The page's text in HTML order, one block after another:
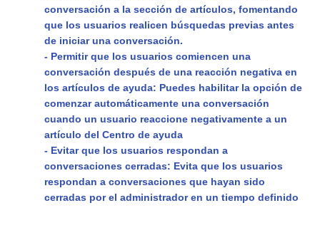
conversación a la sección de artículos, fomentando
que los usuarios realicen búsquedas previas antes
de iniciar una conversación.
- Permitir que los usuarios comiencen una
conversación después de una reacción negativa en
los artículos de ayuda: Puedes habilitar la opción de
comenzar automáticamente una conversación
cuando un usuario reaccione negativamente a un
artículo del Centro de ayuda
- Evitar que los usuarios respondan a
conversaciones cerradas: Evita que los usuarios
respondan a conversaciones que hayan sido
cerradas por el administrador en un tiempo definido